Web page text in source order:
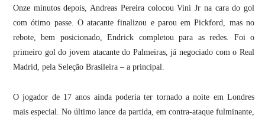
Onze minutos depois, Andreas Pereira colocou Vini Jr na cara do gol
com ótimo passe. O atacante finalizou e parou em Pickford, mas no
rebote, bem posicionado, Endrick completou para as redes. Foi o
primeiro gol do jovem atacante do Palmeiras, já negociado com o Real
Madrid, pela Seleção Brasileira – a principal.
O jogador de 17 anos ainda poderia ter tornado a noite em Londres
mais especial. No último lance da partida, em contra-ataque fulminante,